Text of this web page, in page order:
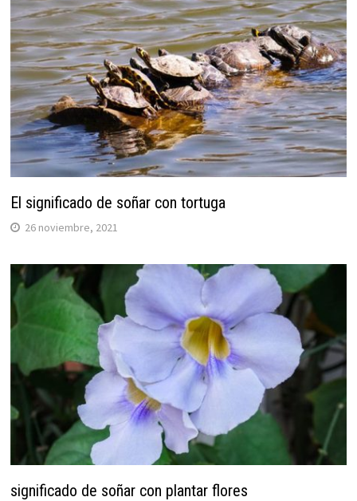
El significado de soñar con tortuga
26 noviembre, 2021
significado de soñar con plantar flores